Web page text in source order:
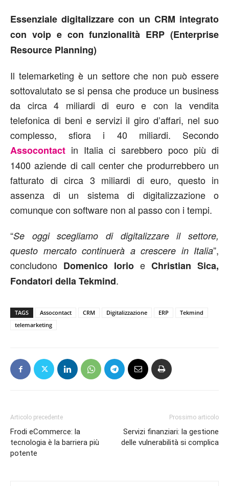
Essenziale digitalizzare con un CRM integrato
con voip e con funzionalità ERP (Enterprise
Resource Planning)
Il telemarketing è un settore che non può essere
sottovalutato se si pensa che produce un business
da circa 4 miliardi di euro e con la vendita
telefonica di beni e servizi il giro d’affari, nel suo
complesso, sfiora i 40 miliardi. Secondo
Assocontact in Italia ci sarebbero poco più di
1400 aziende di call center che produrrebbero un
fatturato di circa 3 miliardi di euro, questo in
assenza di un sistema di digitalizzazione o
comunque con software non al passo con i tempi.
“Se oggi scegliamo di digitalizzare il settore,
questo mercato continuerà a crescere in Italia”,
concludono Domenico Iorio e Christian Sica,
Fondatori della Tekmind.
TAGS Assocontact CRM Digitalizzazione ERP
Tekmind
telemarketing
Articolo precedente
Frodi eCommerce: la
tecnologia è la barriera più
potente
Prossimo articolo
Servizi finanziari: la gestione
delle vulnerabilità si complica